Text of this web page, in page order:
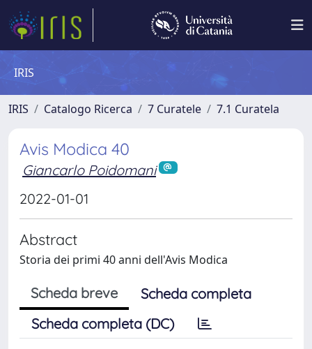
IRIS
IRIS Catalogo Ricerca 7 Curatele 7.1 Curatela
Avis Modica 40
Giancarlo Poidomani
2022-01-01
Abstract
Storia dei primi 40 anni dell'Avis Modica
Scheda breve
Scheda completa
Scheda completa (DC)